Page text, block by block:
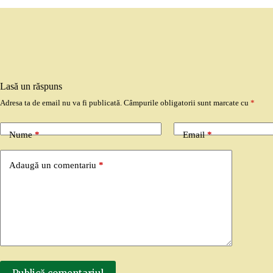
Lasă un răspuns
Adresa ta de email nu va fi publicată. Câmpurile obligatorii sunt marcate cu *
Nume* Email*
Adaugă un comentariu *